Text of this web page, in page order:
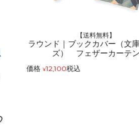
【送料無料】
ラウンド｜ブックカバー（文
ズ） フェザーカーテン
価格 ¥12,100税込